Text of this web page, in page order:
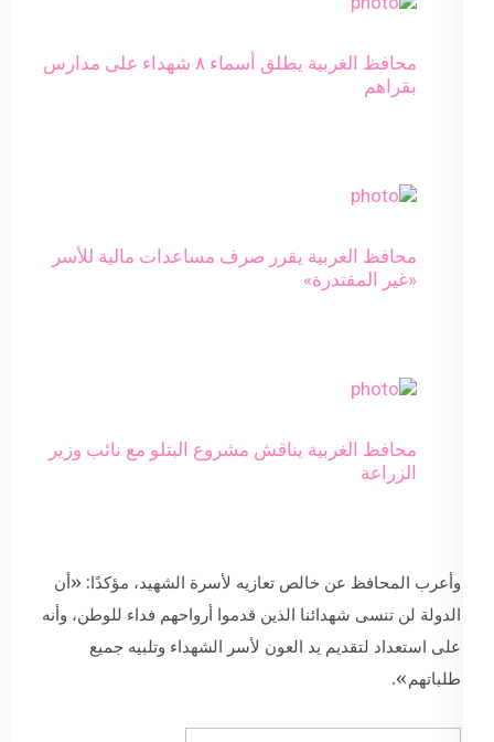
محافظ الغربية يطلق أسماء ٨ شهداء على مدارس
بقراهم
محافظ الغربية يقرر صرف مساعدات مالية للأسر
«غير المقتدرة»
محافظ الغربية يناقش مشروع البتلو مع نائب وزير
الزراعة
وأعرب المحافظ عن خالص تعازيه لأسرة الشهيد، مؤكدًا: «أن
الدولة لن تنسى شهدائنا الذين قدموا أرواحهم فداء للوطن، وأنه
على استعداد لتقديم يد العون لأسر الشهداء وتلبيه جميع
طلباتهم».